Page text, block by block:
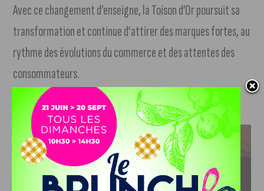
Avec ce changement d’enseigne, la Toison d’Or poursuit sa
transformation et continue d’attirer des marques fortes, au
rythme des évolutions du commerce et des attentes des
consommateurs.
J'AIME LE DFCO